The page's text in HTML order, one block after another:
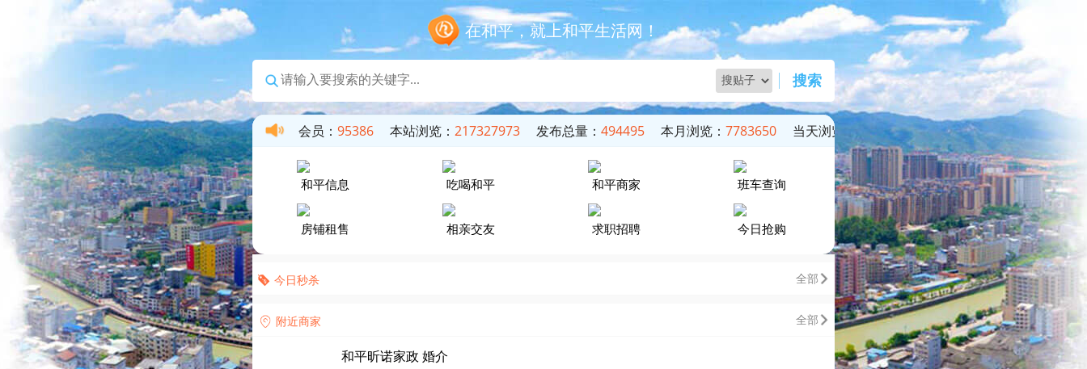
在和平，就上和平生活网！
搜索
本月浏览：7783650 当天浏览：51622 会员： 95386 本站浏览： 217327973 发布总量： 494495 本月浏览： 7783650 当天浏览： 51622
和平信息 吃喝和平 和平商家 班车查询
房铺租售 相亲交友 求职招聘 今日抢购
今日秒杀 全部
附近商家 全部
和平昕诺家政 婚介